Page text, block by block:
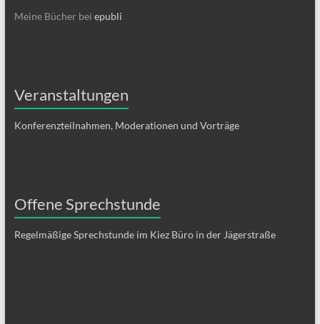
Meine Bücher bei epubli
Veranstaltungen
Konferenzteilnahmen, Moderationen und Vorträge
Offene Sprechstunde
Regelmäßige Sprechstunde im Kiez Büro in der Jägerstraße